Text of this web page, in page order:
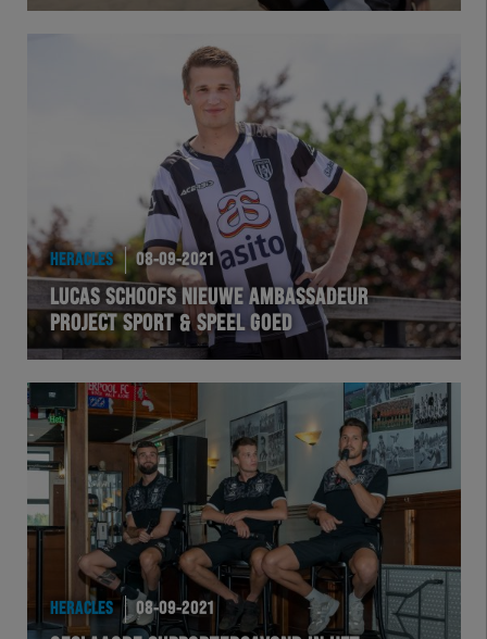
HERACLES 08-09-2021
LUCAS SCHOOFS NIEUWE AMBASSADEUR
PROJECT SPORT & SPEEL GOED
HERACLES 08-09-2021